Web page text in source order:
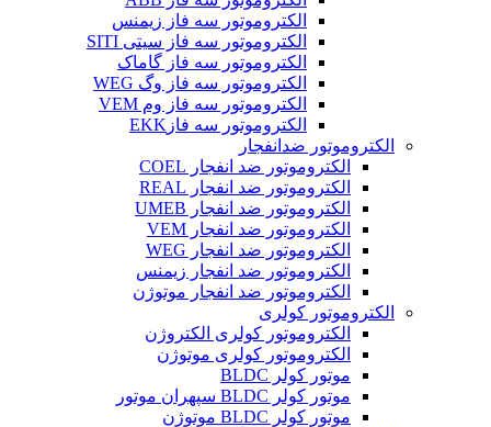
الکتروموتور سه فاز زیمنس
الکتروموتور سه فاز سیتی SITI
الکتروموتور سه فاز گاماک
الکتروموتور سه فاز وگ WEG
الکتروموتور سه فاز وم VEM
الکتروموتور سه فازEKK
الکتروموتور ضدانفجار
الکتروموتور ضد انفجار COEL
الکتروموتور ضد انفجار REAL
الکتروموتور ضد انفجار UMEB
الکتروموتور ضد انفجار VEM
الکتروموتور ضد انفجار WEG
الکتروموتور ضد انفجار زیمنس
الکتروموتور ضد انفجار موتوژن
الکتروموتور کولری
الکتروموتور کولری الکتروژن
الکتروموتور کولری موتوژن
موتور کولر BLDC
موتور کولر BLDC سپهران موتور
موتور کولر BLDC موتوژن